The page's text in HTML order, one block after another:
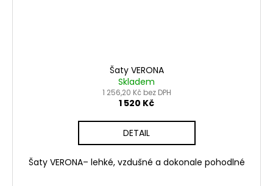
Šaty VERONA
Skladem
1 256,20 Kč bez DPH
1 520 Kč
DETAIL
Šaty VERONA– lehké, vzdušné a dokonale pohodlné